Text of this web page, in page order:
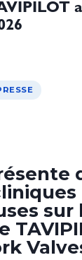
sur